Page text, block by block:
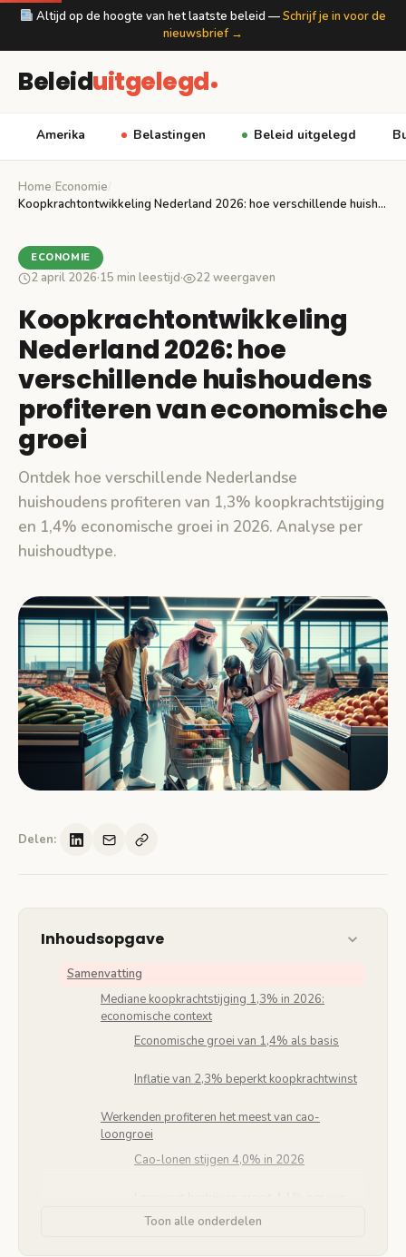
Altijd op de hoogte van het laatste beleid —Schrijf je in voor de
nieuwsbrief →
Beleiduitgelegd
Amerika Belastingen Beleid uitgelegd
Home Economie
Koopkrachtontwikkeling Nederland 2026: hoe verschillende huishoudens profiteren van…
ECONOMIE
2 april 2026·15 min leestijd· 22 weergaven
Koopkrachtontwikkeling
Nederland 2026: hoe
verschillende huishoudens
profiteren van economische
groei
Ontdek hoe verschillende Nederlandse
huishoudens profiteren van 1,3% koopkrachtstijging
en 1,4% economische groei in 2026. Analyse per
huishoudtype.
Delen:
Inhoudsopgave
Samenvatting
Mediane koopkrachtstijging 1,3% in 2026:
economische context
Economische groei van 1,4% als basis
Inflatie van 2,3% beperkt koopkrachtwinst
Werkenden profiteren het meest van cao-
loongroei
Cao-lonen stijgen 4,0% in 2026
Toon alle onderdelen